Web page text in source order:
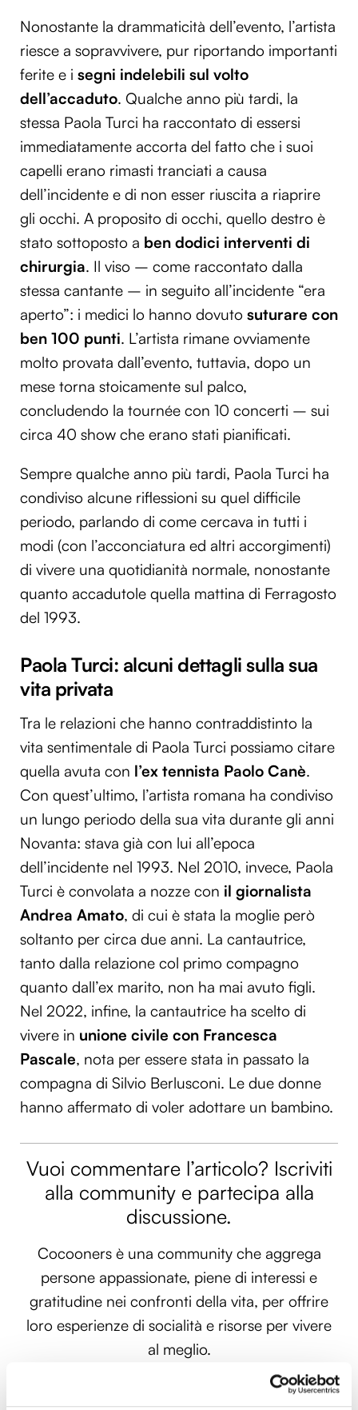
Nonostante la drammaticità dell’evento, l’artista
riesce a sopravvivere, pur riportando importanti
ferite e i segni indelebili sul volto
dell’accaduto. Qualche anno più tardi, la
stessa Paola Turci ha raccontato di essersi
immediatamente accorta del fatto che i suoi
capelli erano rimasti tranciati a causa
dell’incidente e di non esser riuscita a riaprire
gli occhi. A proposito di occhi, quello destro è
stato sottoposto a ben dodici interventi di
chirurgia. Il viso – come raccontato dalla
stessa cantante – in seguito all’incidente “era
aperto”: i medici lo hanno dovuto suturare con
ben 100 punti. L’artista rimane ovviamente
molto provata dall’evento, tuttavia, dopo un
mese torna stoicamente sul palco,
concludendo la tournée con 10 concerti – sui
circa 40 show che erano stati pianificati.
Sempre qualche anno più tardi, Paola Turci ha
condiviso alcune riflessioni su quel difficile
periodo, parlando di come cercava in tutti i
modi (con l’acconciatura ed altri accorgimenti)
di vivere una quotidianità normale, nonostante
quanto accadutole quella mattina di Ferragosto
del 1993.
Paola Turci: alcuni dettagli sulla sua
vita privata
Tra le relazioni che hanno contraddistinto la
vita sentimentale di Paola Turci possiamo citare
quella avuta con l’ex tennista Paolo Canè.
Con quest’ultimo, l’artista romana ha condiviso
un lungo periodo della sua vita durante gli anni
Novanta: stava già con lui all’epoca
dell’incidente nel 1993. Nel 2010, invece, Paola
Turci è convolata a nozze con il giornalista
Andrea Amato, di cui è stata la moglie però
soltanto per circa due anni. La cantautrice,
tanto dalla relazione col primo compagno
quanto dall’ex marito, non ha mai avuto figli.
Nel 2022, infine, la cantautrice ha scelto di
vivere in unione civile con Francesca
Pascale, nota per essere stata in passato la
compagna di Silvio Berlusconi. Le due donne
hanno affermato di voler adottare un bambino.
Vuoi commentare l’articolo? Iscriviti
alla community e partecipa alla
discussione.
Cocooners è una community che aggrega
persone appassionate, piene di interessi e
gratitudine nei confronti della vita, per offrire
loro esperienze di socialità e risorse per vivere
al meglio.